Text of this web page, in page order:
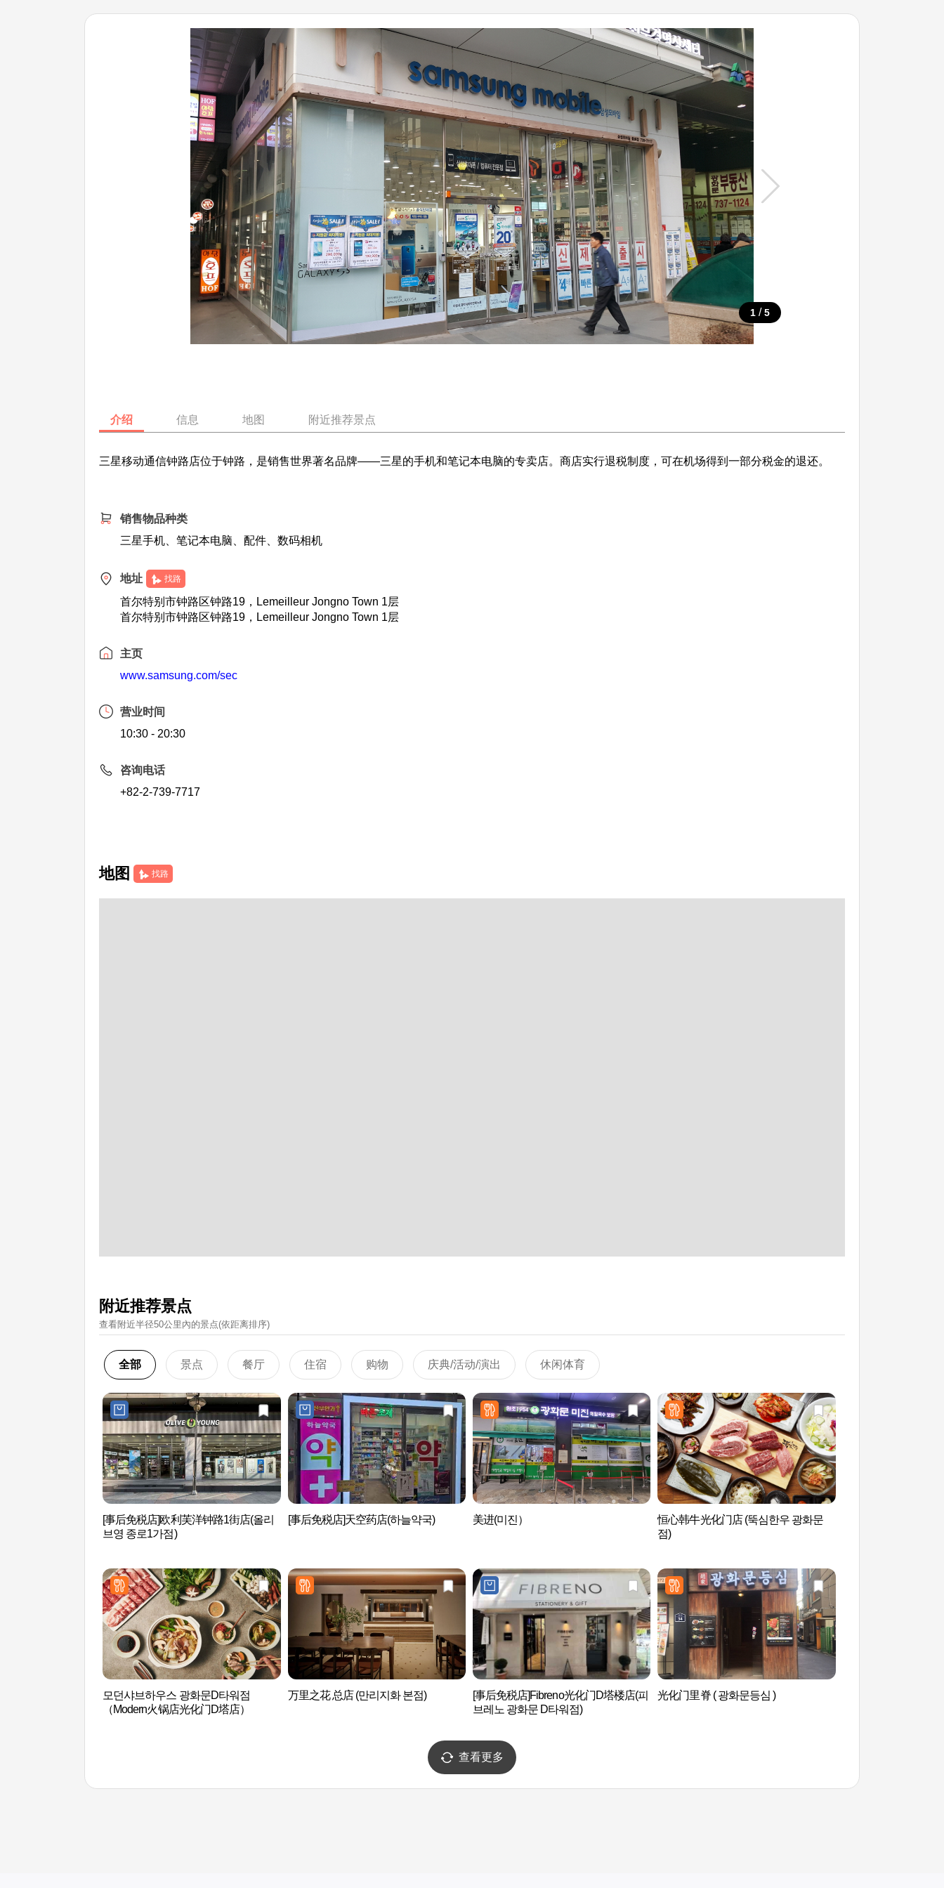
1 / 5
介绍 信息 地图 附近推荐景点
三星移动通信钟路店位于钟路，是销售世界著名品牌——三星的手机和笔记本电脑的专卖店。商店实行退税制度，可在机场得到一部分税金的退还。
销售物品种类
三星手机、笔记本电脑、配件、数码相机
地址 找路
首尔特别市钟路区钟路19，Lemeilleur Jongno Town 1层
首尔特别市钟路区钟路19，Lemeilleur Jongno Town 1层
主页
www.samsung.com/sec
营业时间
10:30 - 20:30
咨询电话
+82-2-739-7717
地图 找路
附近推荐景点
查看附近半径50公里內的景点(依距离排序)
全部 景点 餐厅 住宿 购物 庆典/活动/演出 休闲体育
[事后免税店]欧利芙洋钟路1街店(올리
브영 종로1가점)
[事后免税店]天空药店(하늘약국) 美进(미진）
恒心韩牛光化门店 (뚝심한우 광화문
점)
모던샤브하우스 광화문D타워점
（Modern火锅店光化门D塔店）
万里之花 总店 (만리지화 본점)
[事后免税店]Fibreno光化门D塔楼店(피
브레노 광화문 D타워점)
光化门里脊 ( 광화문등심 )
查看更多